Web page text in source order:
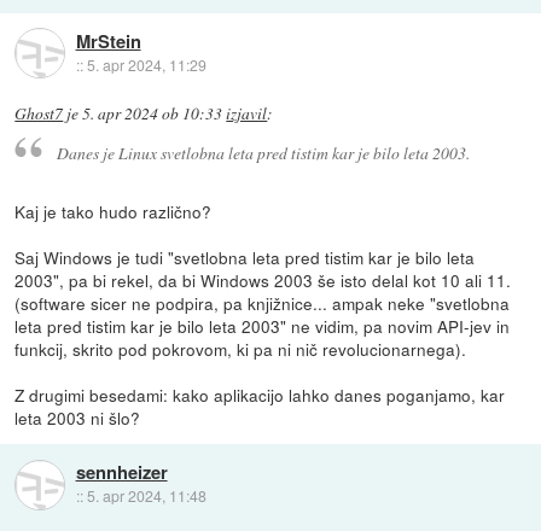
MrStein
::5. apr 2024, 11:29
Ghost7 je5. apr 2024 ob 10:33izjavil:
Danes je Linux svetlobna leta pred tistim kar je bilo leta 2003.
Kaj je tako hudo različno?
Saj Windows je tudi "svetlobna leta pred tistim kar je bilo leta
2003", pa bi rekel, da bi Windows 2003 še isto delal kot 10 ali 11.
(software sicer ne podpira, pa knjižnice... ampak neke "svetlobna
leta pred tistim kar je bilo leta 2003" ne vidim, pa novim API-jev in
funkcij, skrito pod pokrovom, ki pa ni nič revolucionarnega).
Z drugimi besedami: kako aplikacijo lahko danes poganjamo, kar
leta 2003 ni šlo?
sennheizer
:: 5. apr 2024, 11:48